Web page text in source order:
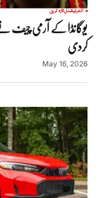
انٹرنیشنلتازہ ترین
یوگانڈا کے آرمی چیف
کردی
May 16, 2026